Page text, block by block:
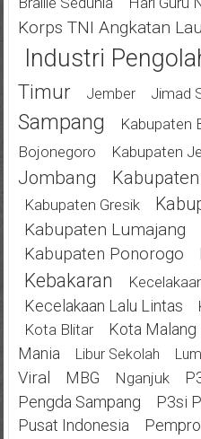
Korps TNI Angkatan
Industri
Timur
Jember Jimad
Sampang
Kabupaten
Bojonegoro
Kabupaten
Jombang
Kabupaten Gresik
Kabupaten Lumajang
Kabupaten Ponorogo
Kebakaran
Kecelakaan Lalu Lintas
Kota Blitar Kota Malang
Mania
Libur Sekolah
Viral
MBG Nganjuk
Pengda Sampang
P3si
Pusat Indonesia